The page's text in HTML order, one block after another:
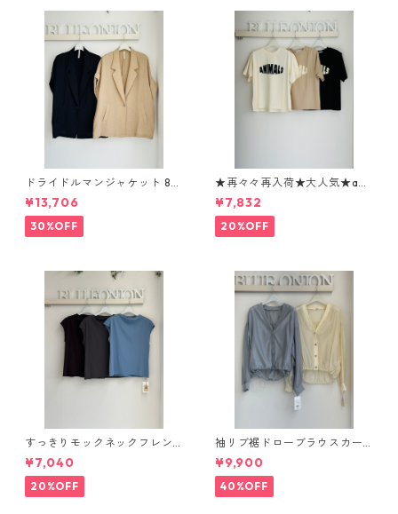
ドライドルマンジャケット 80
268317 dignitecollier
¥13,706
30%OFF
★再々々再入荷★大人気★ani
malロゴTシャツ 1260104 sev
en days
¥7,832
20%OFF
すっきりモックネックフレン
チカットソー（set up対応）
626997 PASSIONE
¥7,040
20%OFF
袖リブ裾ドローブラウスカー
ディガン 616947 passione 0
01-2601
¥9,900
40%OFF